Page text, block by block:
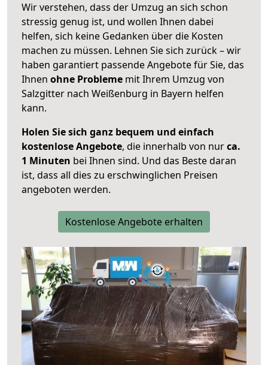
Wir verstehen, dass der Umzug an sich schon
stressig genug ist, und wollen Ihnen dabei
helfen, sich keine Gedanken über die Kosten
machen zu müssen. Lehnen Sie sich zurück – wir
haben garantiert passende Angebote für Sie, das
Ihnen ohne Probleme mit Ihrem Umzug von
Salzgitter nach Weißenburg in Bayern helfen
kann.
Holen Sie sich ganz bequem und einfach
kostenlose Angebote, die innerhalb von nurca.
1 Minuten bei Ihnen sind. Und das Beste daran
ist, dass all dies zu erschwinglichen Preisen
angeboten werden.
Kostenlose Angebote erhalten